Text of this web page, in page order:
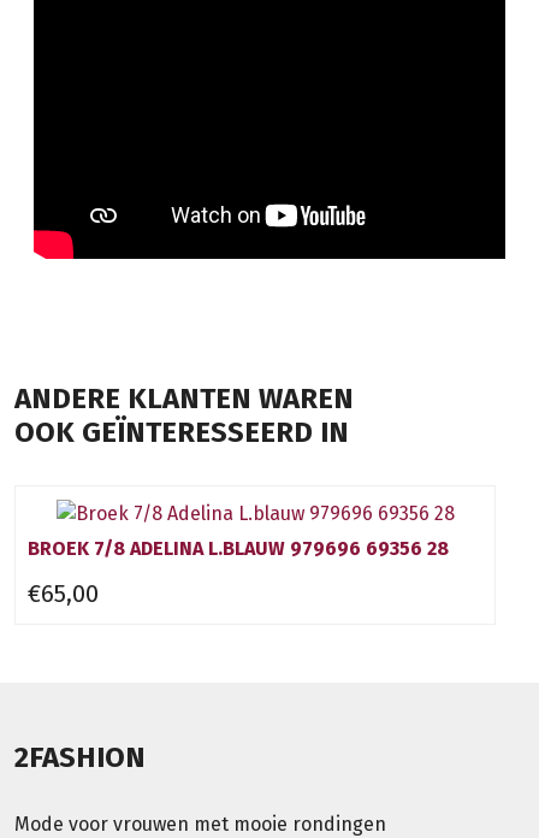
ANDERE KLANTEN WAREN
OOK GEÏNTERESSEERD IN
BROEK 7/8 ADELINA L.BLAUW 979696 69356 28
€65,00
2FASHION
Mode voor vrouwen met mooie rondingen